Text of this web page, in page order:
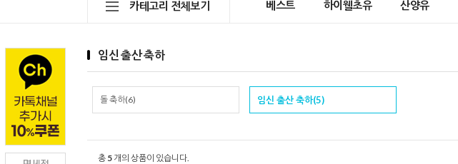
카테고리 전체보기 베스트 하이웰초유 산양유
임신 출산 축하
돌 축하(6) 임신 출산 축하(5)
총 5 개의 상품이 있습니다.